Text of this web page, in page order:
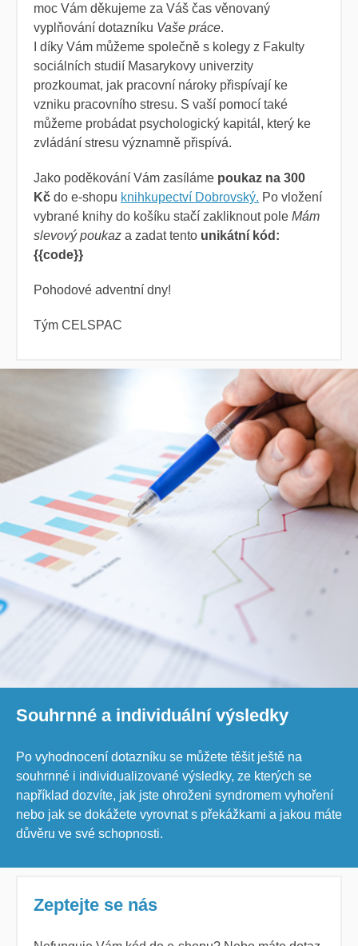
moc Vám děkujeme za Váš čas věnovaný
vyplňování dotazníku Vaše práce.
I díky Vám můžeme společně s kolegy z Fakulty
sociálních studií Masarykovy univerzity
prozkoumat, jak pracovní nároky přispívají ke
vzniku pracovního stresu. S vaší pomocí také
můžeme probádat psychologický kapitál, který ke
zvládání stresu významně přispívá.
Jako poděkování Vám zasíláme poukaz na 300
Kč do e-shopu knihkupectví Dobrovský. Po vložení
vybrané knihy do košíku stačí zakliknout pole Mám
slevový poukaz a zadat tento unikátní kód:
{{code}}
Pohodové adventní dny!
Tým CELSPAC
Souhrnné a individuální výsledky
Po vyhodnocení dotazníku se můžete těšit ještě na
souhrnné i individualizované výsledky, ze kterých se
například dozvíte, jak jste ohroženi syndromem vyhoření
nebo jak se dokážete vyrovnat s překážkami a jakou máte
důvěru ve své schopnosti.
Zeptejte se nás